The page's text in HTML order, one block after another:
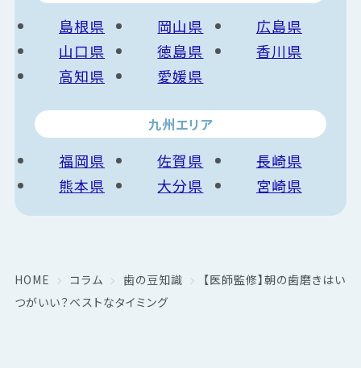
島根県 岡山県
広島県
山口県
徳島県
香川県
高知県
愛媛県
九州エリア
福岡県 佐賀県
長崎県
熊本県
大分県 宮崎県
HOME コラム 歯の豆知識
【医師監修】朝の歯磨きはい
つがいい？ベストなタイミング